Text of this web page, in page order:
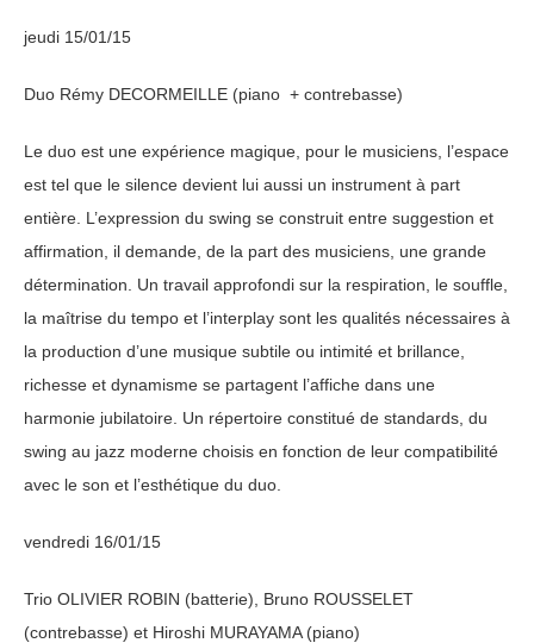
jeudi 15/01/15
Duo Rémy DECORMEILLE (piano + contrebasse)
Le duo est une expérience magique, pour le musiciens, l’espace
est tel que le silence devient lui aussi un instrument à part
entière. L’expression du swing se construit entre suggestion et
affirmation, il demande, de la part des musiciens, une grande
détermination. Un travail approfondi sur la respiration, le souffle,
la maîtrise du tempo et l’interplay sont les qualités nécessaires à
la production d’une musique subtile ou intimité et brillance,
richesse et dynamisme se partagent l’affiche dans une
harmonie jubilatoire. Un répertoire constitué de standards, du
swing au jazz moderne choisis en fonction de leur compatibilité
avec le son et l’esthétique du duo.
vendredi 16/01/15
Trio OLIVIER ROBIN (batterie), Bruno ROUSSELET
(contrebasse) et Hiroshi MURAYAMA (piano)